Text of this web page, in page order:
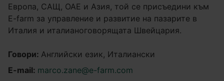
Европа, САЩ, ОАЕ и Азия, той се присъедини към
E-farm за управление и развитие на пазарите в
Италия и италианоговорящата Швейцария.
Говори: Английски език, Италиански
E-mail: marco.zane@e-farm.com